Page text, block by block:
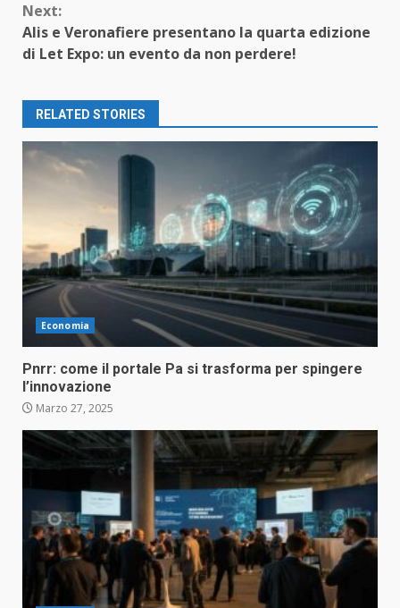
Next:
Alis e Veronafiere presentano la quarta edizione
di Let Expo: un evento da non perdere!
RELATED STORIES
Economia
Pnrr: come il portale Pa si trasforma per spingere
l’innovazione
Marzo 27, 2025